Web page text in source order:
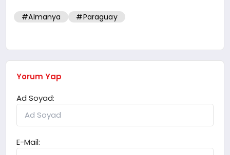
#Almanya #Paraguay
Yorum Yap
Ad Soyad:
E-Mail: